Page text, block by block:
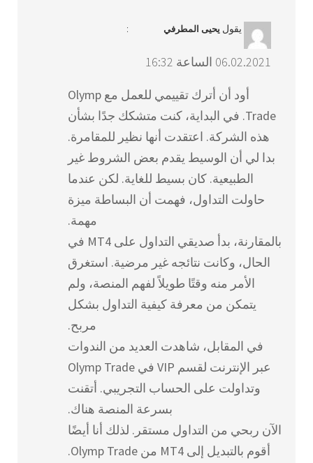
يقول يحيى المطرفي :
06.02.2021 الساعة 16:32
أود أن أترك تقييمي للعمل مع Olymp
Trade. في البداية، كنت متشكك جدًا بشأن
هذه الشركة. اعتقدت أنها نظير للمقامرة.
بدا لي أن الوسيط يقدم بعض الشروط غير
الطبيعية. كان بسيط للغاية. لكن عندما
حاولت التداول، فهمت أن البساطة ميزة
مهمة.
بالمقارنة، بدأ صديقي التداول على MT4 في
الحال، وكانت نتائجه غير مرضية. استغرق
الأمر منه وقتًا طويلاً لفهم المنصة، ولم
يتمكن من معرفة كيفية التداول بشكل
مربح.
في المقابل، شاهدت العديد من الندوات
عبر الإنترنت لقسم VIP في Olymp Trade
وتداولت على الحساب التجريبي. أتقنت
بسرعة المنصة هناك.
الآن ربحي من التداول مستقر. لذلك أنا أيضًا
أقوم بالتبديل إلى MT4 من Olymp Trade.